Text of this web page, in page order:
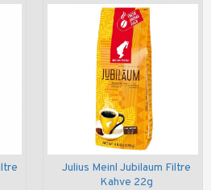
Julius Meinl Jubilaum Filtre
Kahve 22g